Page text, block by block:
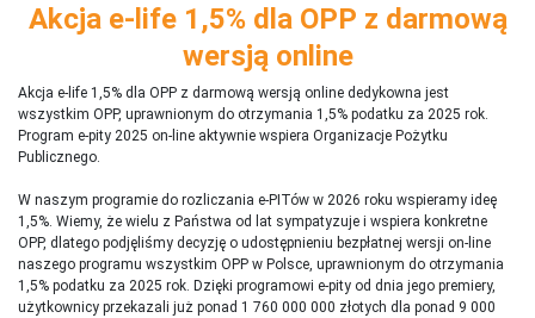
Akcja e-life 1,5% dla OPP z darmową
wersją online
Akcja e-life 1,5% dla OPP z darmową wersją online dedykowna jest
wszystkim OPP, uprawnionym do otrzymania 1,5% podatku za 2025 rok.
Program e-pity 2025 on-line aktywnie wspiera Organizacje Pożytku
Publicznego.
W naszym programie do rozliczania e-PITów w 2026 roku wspieramy ideę
1,5%. Wiemy, że wielu z Państwa od lat sympatyzuje i wspiera konkretne
OPP, dlatego podjęliśmy decyzję o udostępnieniu bezpłatnej wersji on-line
naszego programu wszystkim OPP w Polsce, uprawnionym do otrzymania
1,5% podatku za 2025 rok. Dzięki programowi e-pity od dnia jego premiery,
użytkownicy przekazali już ponad 1 760 000 000 złotych dla ponad 9 000